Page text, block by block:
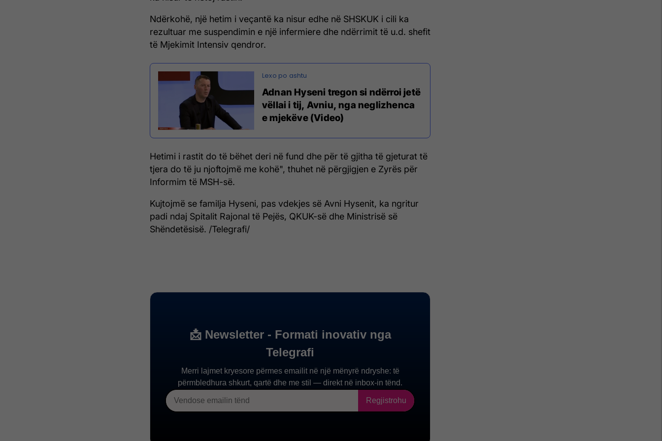
Ndërkohë, një hetim i veçantë ka nisur edhe në SHSKUK i cili ka
rezultuar me suspendimin e një infermiere dhe ndërrimit të u.d. shefit
të Mjekimit Intensiv qendror.
Adnan Hyseni tregon si ndërroi jetë
vëllai i tij, Avniu, nga neglizhenca
e mjekëve (Video)
Hetimi i rastit do të bëhet deri në fund dhe për të gjitha të gjeturat të
tjera do të ju njoftojmë me kohë", thuhet në përgjigjen e Zyrës për
Informim të MSH-së.
Kujtojmë se familja Hyseni, pas vdekjes së Avni Hysenit, ka ngritur
padi ndaj Spitalit Rajonal të Pejës, QKUK-së dhe Ministrisë së
Shëndetësisë. /Telegrafi/